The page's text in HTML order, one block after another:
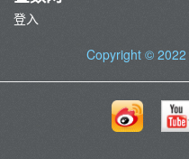
登入
Copyright © 2022